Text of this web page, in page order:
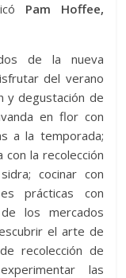
Pam Hoffee,
de la nueva
del verano
y degustación de
en flor con
a la temporada;
la recolección
cocinar con
prácticas con
los mercados
el arte de
recolección de
las